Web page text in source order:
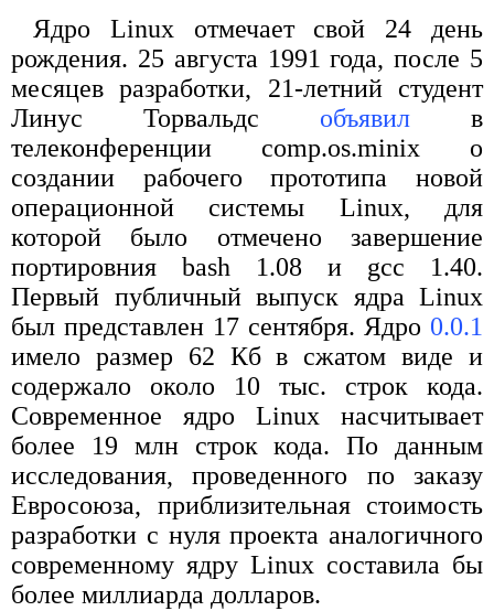
Ядро Linux отмечает свой 24 день
рождения. 25 августа 1991 года, после 5
месяцев разработки, 21-летний студент
Линус Торвальдс объявил в
телеконференции comp.os.minix о
создании рабочего прототипа новой
операционной системы Linux, для
которой было отмечено завершение
портировния bash 1.08 и gcc 1.40.
Первый публичный выпуск ядра Linux
был представлен 17 сентября. Ядро 0.0.1
имело размер 62 Кб в сжатом виде и
содержало около 10 тыс. строк кода.
Современное ядро Linux насчитывает
более 19 млн строк кода. По данным
исследования, проведенного по заказу
Евросоюза, приблизительная стоимость
разработки с нуля проекта аналогичного
современному ядру Linux составила бы
более миллиарда долларов.